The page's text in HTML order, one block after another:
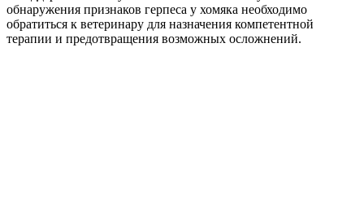
обнаружения признаков герпеса у хомяка необходимо
обратиться к ветеринару для назначения компетентной
терапии и предотвращения возможных осложнений.